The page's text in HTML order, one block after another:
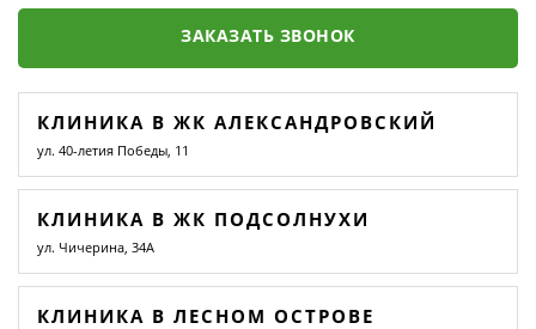
ЗАКАЗАТЬ ЗВОНОК
КЛИНИКА В ЖК АЛЕКСАНДРОВСКИЙ
ул. 40-летия Победы, 11
КЛИНИКА В ЖК ПОДСОЛНУХИ
ул. Чичерина, 34А
КЛИНИКА В ЛЕСНОМ ОСТРОВЕ